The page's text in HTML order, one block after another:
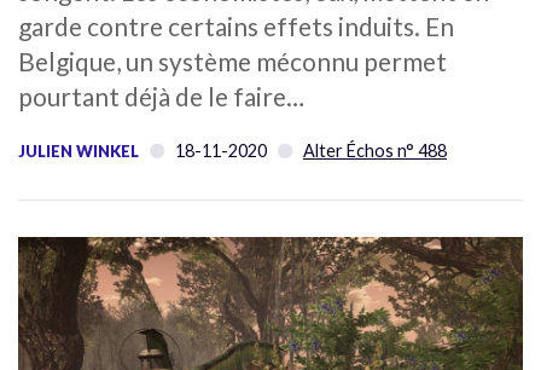
garde contre certains effets induits. En
Belgique, un système méconnu permet
pourtant déjà de le faire…
JULIEN WINKEL 18-11-2020 Alter Échos n° 488